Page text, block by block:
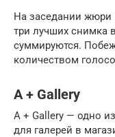
На заседании жюри
три лучших снимка
суммируются.
количеством
A + Gallery
A + Gallery — одно
для галерей в